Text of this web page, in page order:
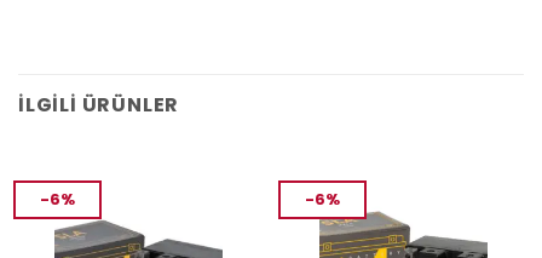
İLGILI ÜRÜNLER
-6% -6%